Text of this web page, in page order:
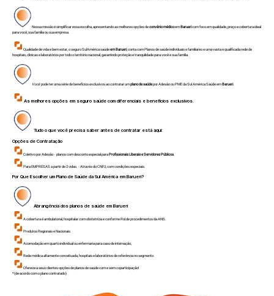
Nossa missão é simplificar essa escolha, apresentando as melhores opções deconvênio médicoemBaruericom foco em qualidade, preço e cobertura ideal
para você, sua família ou sua empresa.
Qualidade de vida e bem estar, o seguro SulAmérica saúdeem Barueri, conta com Planos de saúde individuais e familiares e uma vasta e qualificada rede de
hospitais, clinicas e laboratórios por todo o território nacional, garantindo proteção e tranquilidade para você e sua família.
Vocêpode ter uma série de benefícios exclusivos ao contratar umplano de saúdepor Adesão ou PME da Sul América Saúde emBarueri.
As melhores opções em seguro saúde com diferenciais e benefícios exclusivos.
Tudo o que você precisa saber antes de contratar está aqui:
Opções de Contratação
Coletivo por Adesão - planos com desconto especial paraProfissionais Liberais e Servidores Públicos
Para EMPRESAS a partir de 2 vidas. - Através do CNPJ, com condições especiais.
Por Que Escolher um Plano de Saúde da Sul América emBarueri?
Abrangência dos planos de saúde emBarueri
A cobertura é ambulatorial, hospitalar com obstetrícia e conforme Rol de procedimentos da ANS.
Produtos Regionais e Nacionais
Acomodação em quarto individual ou enfermaria para caso de internação,
Rede médica altamente conceituada, hospitais e laboratórios de referência no segmento
Oferece a seus clientes opções de planos de saúde com e sem coparticipação!
*(de acordo com o plano contratado)